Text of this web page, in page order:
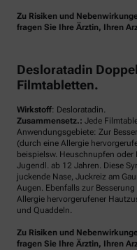
Zu Risiken und
fragen Sie Ihre Ärztin, Ihren
Desloratadin
Filmtabletten.
Wirkstoff: Desloratadin.
Zusammensetz.: Jede
Anwendungsgebiete: Zur
(durch eine Allergie
beispielsw. Heuschnupfen
Jugendl. ab 12 Jahren. Diese
juckende Nase, Juckreiz am
Augen. Ebenfalls zur
Allergie hervorgerufener
und Quaddeln.
Zu Risiken und
fragen Sie Ihre Ärztin, Ihren